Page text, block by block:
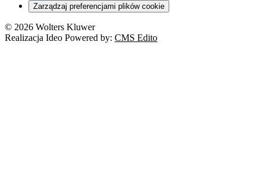
Zarządzaj preferencjami plików cookie
© 2026 Wolters Kluwer
Realizacja Ideo Powered by: CMS Edito